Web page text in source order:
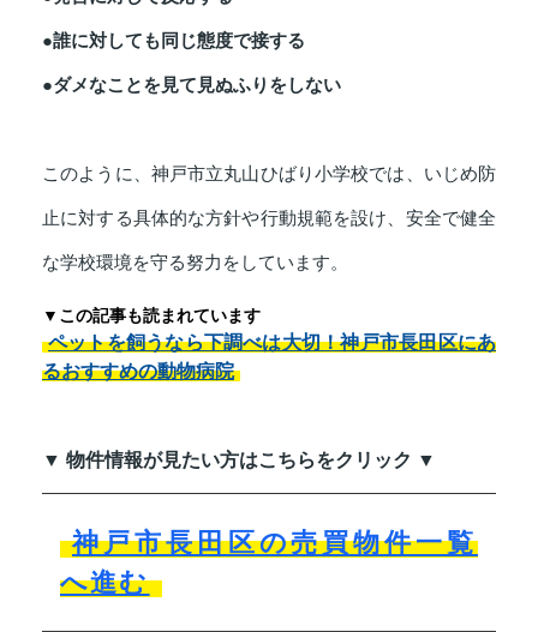
●誰に対しても同じ態度で接する
●ダメなことを見て見ぬふりをしない
このように、神戸市立丸山ひばり小学校では、いじめ防
止に対する具体的な方針や行動規範を設け、安全で健全
な学校環境を守る努力をしています。
▼この記事も読まれています
ペットを飼うなら下調べは大切！神戸市長田区にあ
るおすすめの動物病院
▼ 物件情報が見たい方はこちらをクリック ▼
神戸市長田区の売買物件一覧
へ進む